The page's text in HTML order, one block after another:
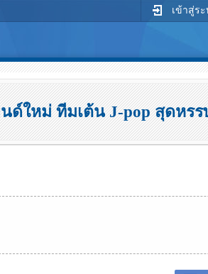
เข้าสู่ร
ด์ใหม่ ทีมเต้น J-pop สุดหร